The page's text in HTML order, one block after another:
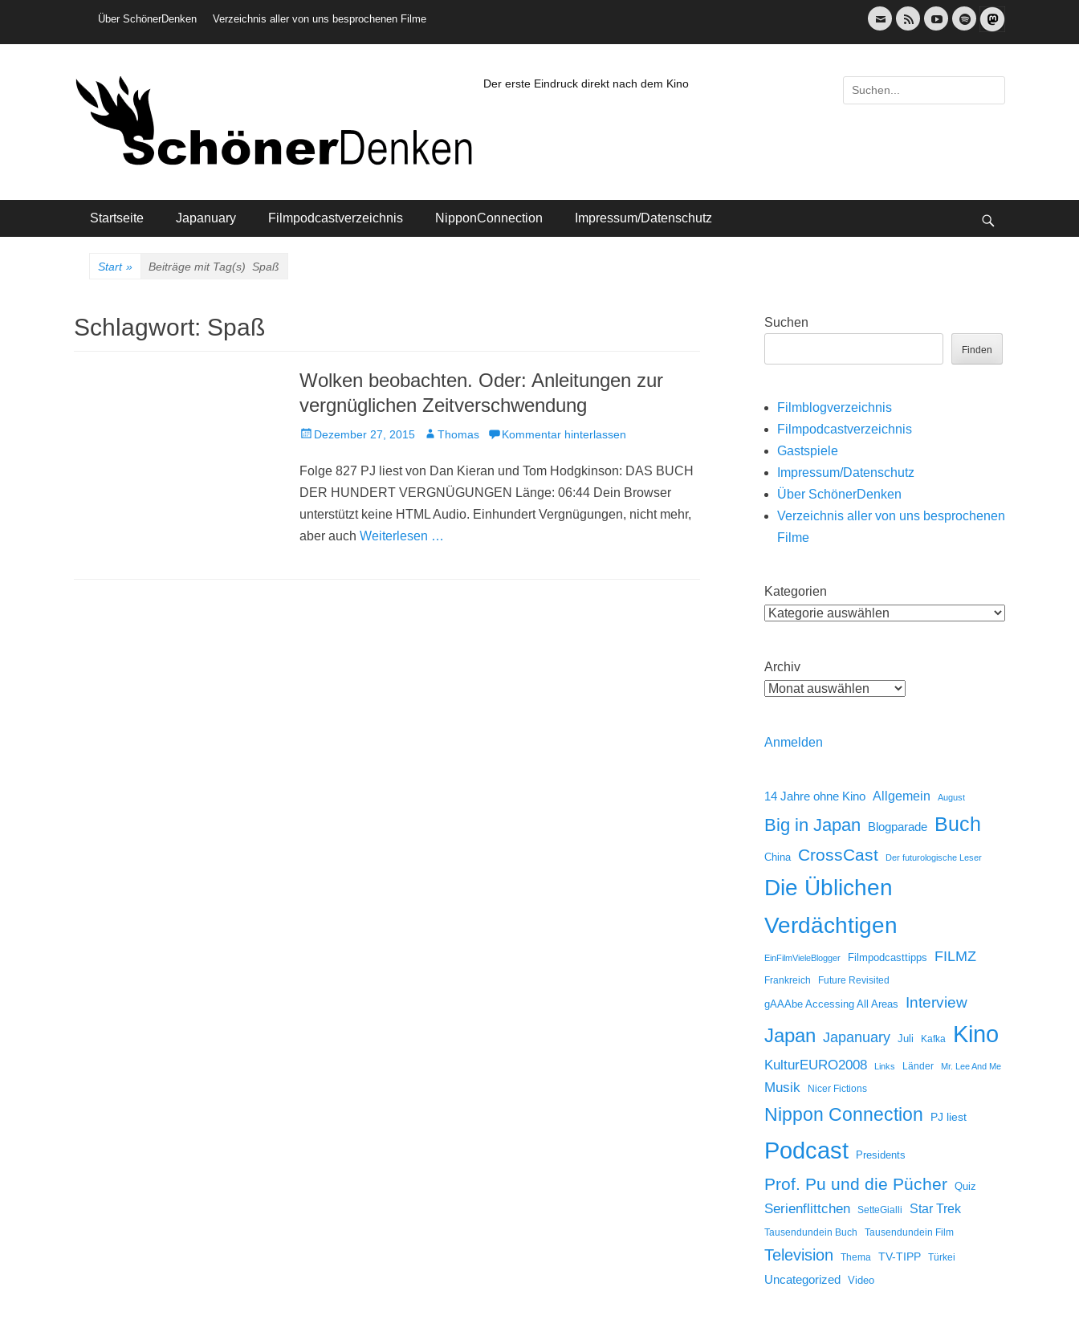
Header-Menü
Über SchönerDenken Verzeichnis aller von uns besprochenen Filme
E-
Mail
Feed YouTubeSpotify
Der erste Eindruck direkt nach dem Kino
Suche
nach:
Hauptmenü
Startseite Japanuary Filmpodcastverzeichnis NipponConnection Impressum/Datenschutz
Start » Beiträge mit Tag(s) Spaß
Schlagwort: Spaß
Wolken beobachten. Oder: Anleitungen zur
vergnüglichen Zeitverschwendung
Veröffentlicht
Dezember 27, 2015 AutorThomas Kommentar hinterlassen
Folge 827 PJ liest von Dan Kieran und Tom Hodgkinson: DAS BUCH
DER HUNDERT VERGNÜGUNGEN Länge: 06:44 Dein Browser
unterstützt keine HTML Audio. Einhundert Vergnügungen, nicht mehr,
aber auch Weiterlesen …
Suchen
Finden
Filmblogverzeichnis
Filmpodcastverzeichnis
Gastspiele
Impressum/Datenschutz
Über SchönerDenken
Verzeichnis aller von uns besprochenen
Filme
Kategorien
Archiv
Anmelden
14 Jahre ohne Kino Allgemein August
Big in Japan Blogparade Buch
China CrossCast Der futurologische Leser
Die Üblichen
Verdächtigen
EinFilmVieleBlogger Filmpodcasttipps FILMZ
Frankreich Future Revisited
gAAAbe Accessing All Areas Interview
Japan Japanuary Juli Kafka Kino
KulturEURO2008 Links Länder Mr. Lee And Me
Musik Nicer Fictions
Nippon Connection PJ liest
Podcast Presidents
Prof. Pu und die Pücher Quiz
Serienflittchen SetteGialli Star Trek
Tausendundein Buch Tausendundein Film
Television Thema TV-TIPP Türkei
Uncategorized Video